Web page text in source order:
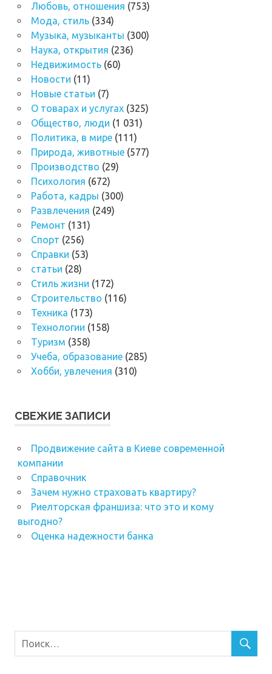
Любовь, отношения (753)
Мода, стиль(334)
Музыка, музыканты (300)
Наука, открытия (236)
Недвижимость(60)
Новости (11)
Новые статьи (7)
О товарах и услугах(325)
Общество, люди (1 031)
Политика, в мире(111)
Природа, животные(577)
Производство (29)
Психология (672)
Работа, кадры (300)
Развлечения (249)
Ремонт (131)
Спорт (256)
Справки (53)
статьи (28)
Стиль жизни (172)
Строительство (116)
Техника (173)
Технологии (158)
Туризм (358)
Учеба, образование(285)
Хобби, увлечения (310)
СВЕЖИЕ ЗАПИСИ
Продвижение сайта в Киеве современной
компании
Справочник
Зачем нужно страховать квартиру?
Риелторская франшиза: что это и кому
выгодно?
Оценка надежности банка